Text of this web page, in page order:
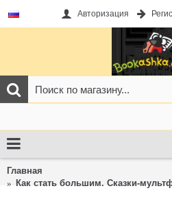
Авторизация
Главная
Как стать большим. Сказки-